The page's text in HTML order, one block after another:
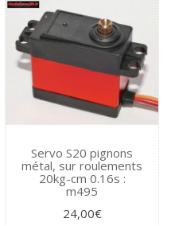
Servo S20 pignons
métal, sur roulements
20kg-cm 0.16s :
m495
24,00€